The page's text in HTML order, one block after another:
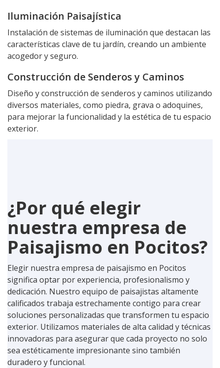
Iluminación Paisajística
Instalación de sistemas de iluminación que destacan las
características clave de tu jardín, creando un ambiente
acogedor y seguro.
Construcción de Senderos y Caminos
Diseño y construcción de senderos y caminos utilizando
diversos materiales, como piedra, grava o adoquines,
para mejorar la funcionalidad y la estética de tu espacio
exterior.
¿Por qué elegir
nuestra empresa de
Paisajismo en Pocitos?
Elegir nuestra empresa de paisajismo en Pocitos
significa optar por experiencia, profesionalismo y
dedicación. Nuestro equipo de paisajistas altamente
calificados trabaja estrechamente contigo para crear
soluciones personalizadas que transformen tu espacio
exterior. Utilizamos materiales de alta calidad y técnicas
innovadoras para asegurar que cada proyecto no solo
sea estéticamente impresionante sino también
duradero y funcional.